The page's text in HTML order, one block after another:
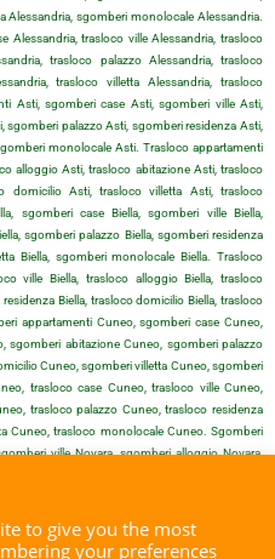
sgomberi monolocale Alessandria.
Alessandria, trasloco ville Alessandria, trasloco
trasloco palazzo Alessandria, trasloco
trasloco villetta Alessandria, trasloco
Asti, sgomberi case Asti, sgomberi ville Asti,
palazzo Asti, sgomberi residenza Asti,
monolocale Asti. Trasloco appartamenti
alloggio Asti, trasloco abitazione Asti, trasloco
domicilio Asti, trasloco villetta Asti, trasloco
sgomberi case Biella, sgomberi ville Biella,
sgomberi palazzo Biella, sgomberi residenza
Biella, sgomberi monolocale Biella. Trasloco
ville Biella, trasloco alloggio Biella, trasloco
Biella, trasloco domicilio Biella, trasloco
appartamenti Cuneo, sgomberi case Cuneo,
sgomberi abitazione Cuneo, sgomberi palazzo
Cuneo, sgomberi villetta Cuneo, sgomberi
trasloco case Cuneo, trasloco ville Cuneo,
trasloco palazzo Cuneo, trasloco residenza
Cuneo, trasloco monolocale Cuneo. Sgomberi
ville Novara, sgomberi alloggio Novara,
monolocale Novara. Trasloco appartamenti
trasloco alloggio Novara, trasloco abitazione
Novara, trasloco domicilio Novara, trasloco
to give you the most
your preferences